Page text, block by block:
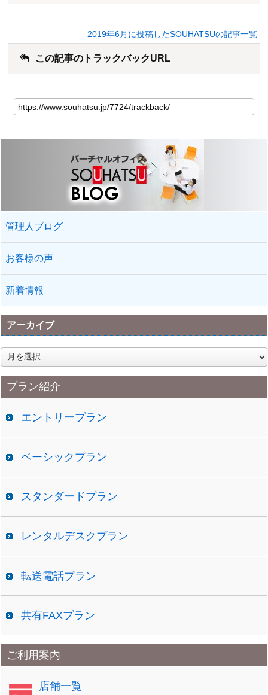
2019年6月に投稿したSOUHATSUの記事一覧
この記事のトラックバックURL
管理人ブログ
お客様の声
新着情報
アーカイブ
ア
ー
カ
イプラン紹介
エントリープラン
ベーシックプラン
スタンダードプラン
レンタルデスクプラン
転送電話プラン
共有FAXプラン
ご利用案内
店舗一覧